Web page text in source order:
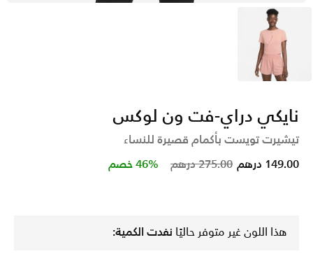
وردي
نايكي دراي-فت ون لوكس
تيشيرت تويست بأكمام قصيرة للنساء
Price reduced from
275.00 درهم to 149.00 درهم 46% خصم
هذا اللون غير متوفر حاليًا نفدت الكمية: